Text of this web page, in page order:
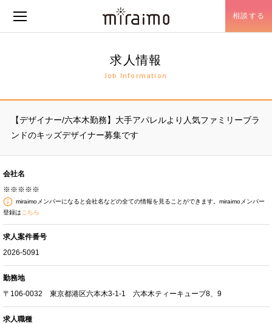
相談する
求人情報
Job Information
【デザイナー/六本木勤務】大手アパレルより人気ファミリーブラ
ンドのキッズデザイナー募集です
会社名
※※※※※
miraimoメンバーになると会社名などの全ての情報を見ることができます。miraimoメンバー
登録は こちら
求人案件番号
2026-5091
勤務地
〒106-0032 東京都港区六本木3-1-1 六本木ティーキューブ8、9
求人職種